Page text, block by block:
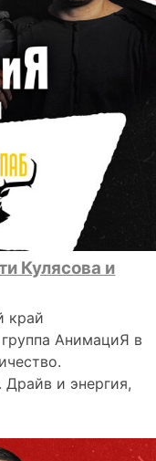
Кулясова и
край
АнимациЯ в
и энергия,